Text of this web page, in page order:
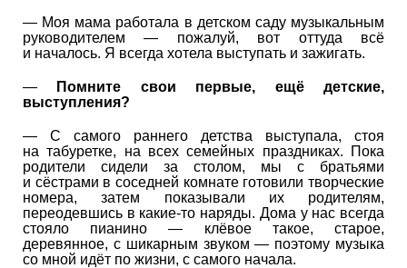
— Моя мама работала в детском саду музыкальным
руководителем — пожалуй, вот оттуда всё
и началось. Я всегда хотела выступать и зажигать.
—
Помните свои первые, ещё детские,
выступления?
— С самого раннего детства выступала, стоя
на табуретке, на всех семейных праздниках. Пока
родители сидели за столом, мы с братьями
и сёстрами в соседней комнате готовили творческие
номера, затем показывали их родителям,
переодевшись в какие-то наряды. Дома у нас всегда
стояло пианино — клёвое такое, старое,
деревянное, с шикарным звуком — поэтому музыка
со мной идёт по жизни, с самого начала.